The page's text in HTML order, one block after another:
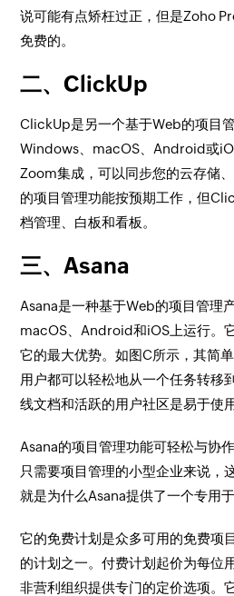
说可能有点矫枉过正，但是Zoho
免费的。
二、ClickUp
ClickUp是另一个基于Web的项目
Windows、macOS、Android或
Zoom集成，可以同步您的云存储
的项目管理功能按预期工作，但
档管理、白板和看板。
三、Asana
Asana是一种基于Web的项目管理
macOS、Android和iOS上运行。
它的最大优势。如图C所示，其简
用户都可以轻松地从一个任务转移
线文档和活跃的用户社区是易于使
Asana的项目管理功能可轻松与协
只需要项目管理的小型企业来说，
就是为什么Asana提供了一个专用
它的免费计划是众多可用的免费项
的计划之一。付费计划起价为每位
非营利组织提供专门的定价选项。